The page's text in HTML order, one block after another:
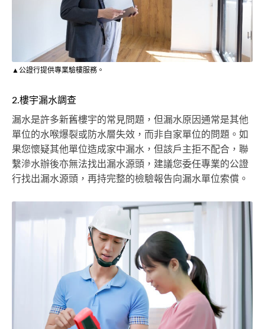
▲公證行提供專業驗樓服務。
2.樓宇漏水調查
漏水是許多新舊樓宇的常見問題，但漏水原因通常是其他
單位的水喉爆裂或防水層失效，而非自家單位的問題。如
果您懷疑其他單位造成家中漏水，但該戶主拒不配合，聯
繫滲水辦後亦無法找出漏水源頭，建議您委任專業的公證
行找出漏水源頭，再持完整的檢驗報告向漏水單位索償。